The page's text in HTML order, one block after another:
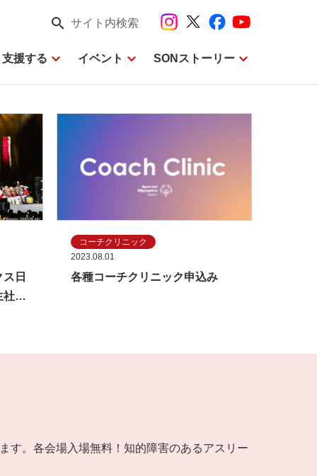
search サイト内検索
援する expand_more イベント expand_more SONストーリー expand_more
3競技を実施！
日
社会
決
コーチクリニック
2023.08.01
各種コーチクリニック申込み
す。各会場入場無料！知的障害のあるアスリー